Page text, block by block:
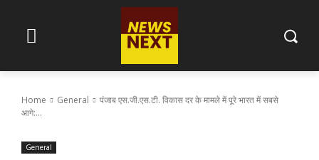
Home General
पंजाब एस.जी.एस.टी. विकास दर के मामले में पूरे भारत में सबसे
आगे:...
General